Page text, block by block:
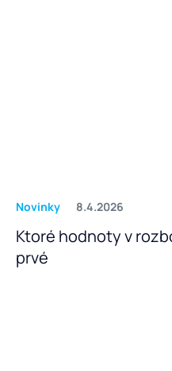
Novinky 8.4.2026
Ktoré hodnoty v
prvé